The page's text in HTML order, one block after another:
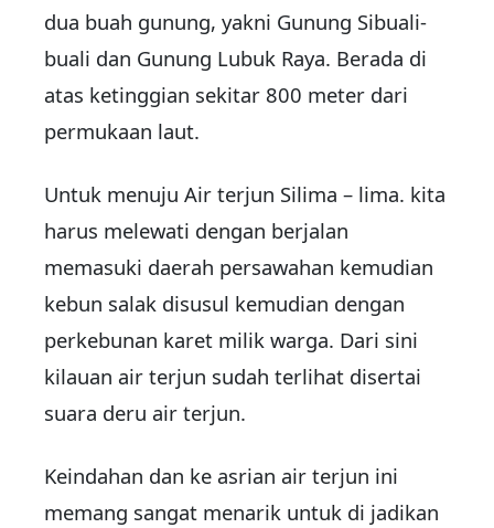
dua buah gunung, yakni Gunung Sibuali-
buali dan Gunung Lubuk Raya. Berada di
atas ketinggian sekitar 800 meter dari
permukaan laut.
Untuk menuju Air terjun Silima – lima. kita
harus melewati dengan berjalan
memasuki daerah persawahan kemudian
kebun salak disusul kemudian dengan
perkebunan karet milik warga. Dari sini
kilauan air terjun sudah terlihat disertai
suara deru air terjun.
Keindahan dan ke asrian air terjun ini
memang sangat menarik untuk di jadikan